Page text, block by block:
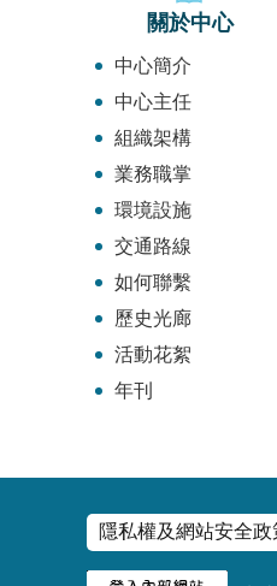
關於中心
中心簡介
中心主任
組織架構
業務職掌
環境設施
交通路線
如何聯繫
歷史光廊
活動花絮
年刊
隱私權及網站安全政